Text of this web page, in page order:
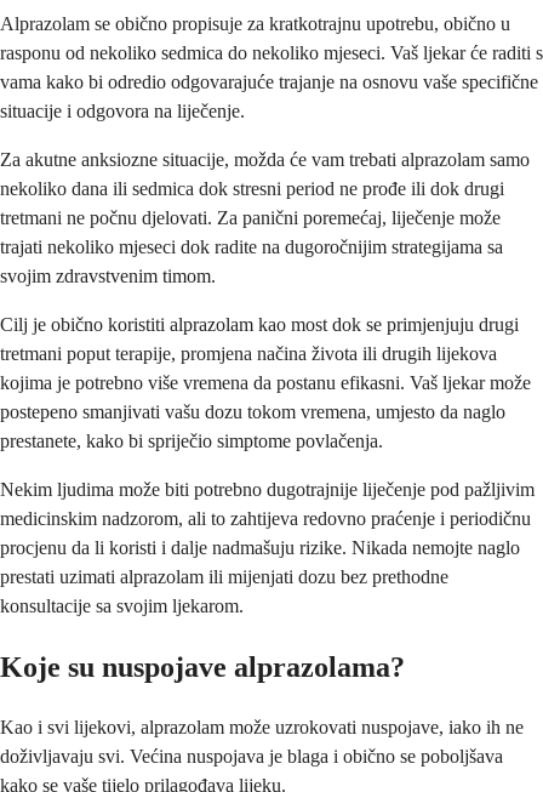
Alprazolam se obično propisuje za kratkotrajnu upotrebu, obično u
rasponu od nekoliko sedmica do nekoliko mjeseci. Vaš ljekar će raditi s
vama kako bi odredio odgovarajuće trajanje na osnovu vaše specifične
situacije i odgovora na liječenje.
Za akutne anksiozne situacije, možda će vam trebati alprazolam samo
nekoliko dana ili sedmica dok stresni period ne prođe ili dok drugi
tretmani ne počnu djelovati. Za panični poremećaj, liječenje može
trajati nekoliko mjeseci dok radite na dugoročnijim strategijama sa
svojim zdravstvenim timom.
Cilj je obično koristiti alprazolam kao most dok se primjenjuju drugi
tretmani poput terapije, promjena načina života ili drugih lijekova
kojima je potrebno više vremena da postanu efikasni. Vaš ljekar može
postepeno smanjivati vašu dozu tokom vremena, umjesto da naglo
prestanete, kako bi spriječio simptome povlačenja.
Nekim ljudima može biti potrebno dugotrajnije liječenje pod pažljivim
medicinskim nadzorom, ali to zahtijeva redovno praćenje i periodičnu
procjenu da li koristi i dalje nadmašuju rizike. Nikada nemojte naglo
prestati uzimati alprazolam ili mijenjati dozu bez prethodne
konsultacije sa svojim ljekarom.
Koje su nuspojave alprazolama?
Kao i svi lijekovi, alprazolam može uzrokovati nuspojave, iako ih ne
doživljavaju svi. Većina nuspojava je blaga i obično se poboljšava
kako se vaše tijelo prilagođava lijeku.